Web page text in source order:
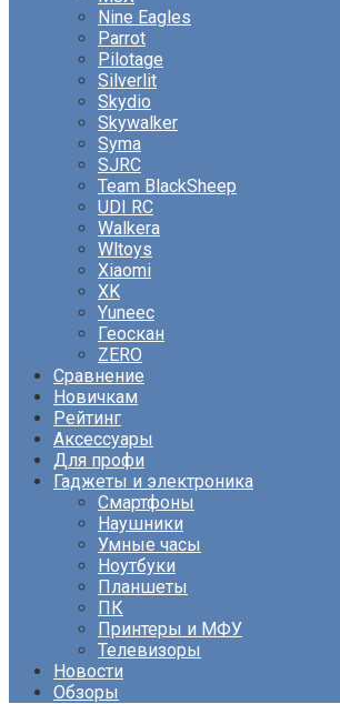
Nine Eagles
Parrot
Pilotage
Silverlit
Skydio
Skywalker
Syma
SJRC
Team BlackSheep
UDI RC
Walkera
Wltoys
Xiaomi
XK
Yuneec
Геоскан
ZERO
Сравнение
Новичкам
Рейтинг
Аксессуары
Для профи
Гаджеты и электроника
Смартфоны
Наушники
Умные часы
Ноутбуки
Планшеты
ПК
Принтеры и МФУ
Телевизоры
Новости
Обзоры